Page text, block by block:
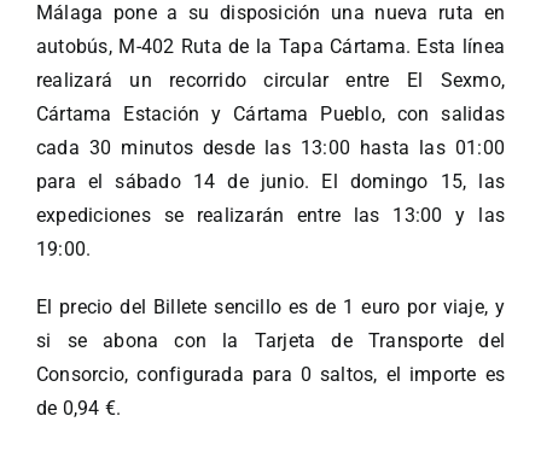
Málaga pone a su disposición una nueva ruta en
autobús, M-402 Ruta de la Tapa Cártama. Esta línea
realizará un recorrido circular entre El Sexmo,
Cártama Estación y Cártama Pueblo, con salidas
cada 30 minutos desde las 13:00 hasta las 01:00
para el sábado 14 de junio. El domingo 15, las
expediciones se realizarán entre las 13:00 y las
19:00.
El precio del Billete sencillo es de 1 euro por viaje, y
si se abona con la Tarjeta de Transporte del
Consorcio, configurada para 0 saltos, el importe es
de 0,94 €.